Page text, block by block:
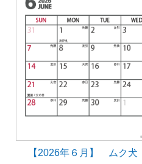
【2026年６月】 ムク